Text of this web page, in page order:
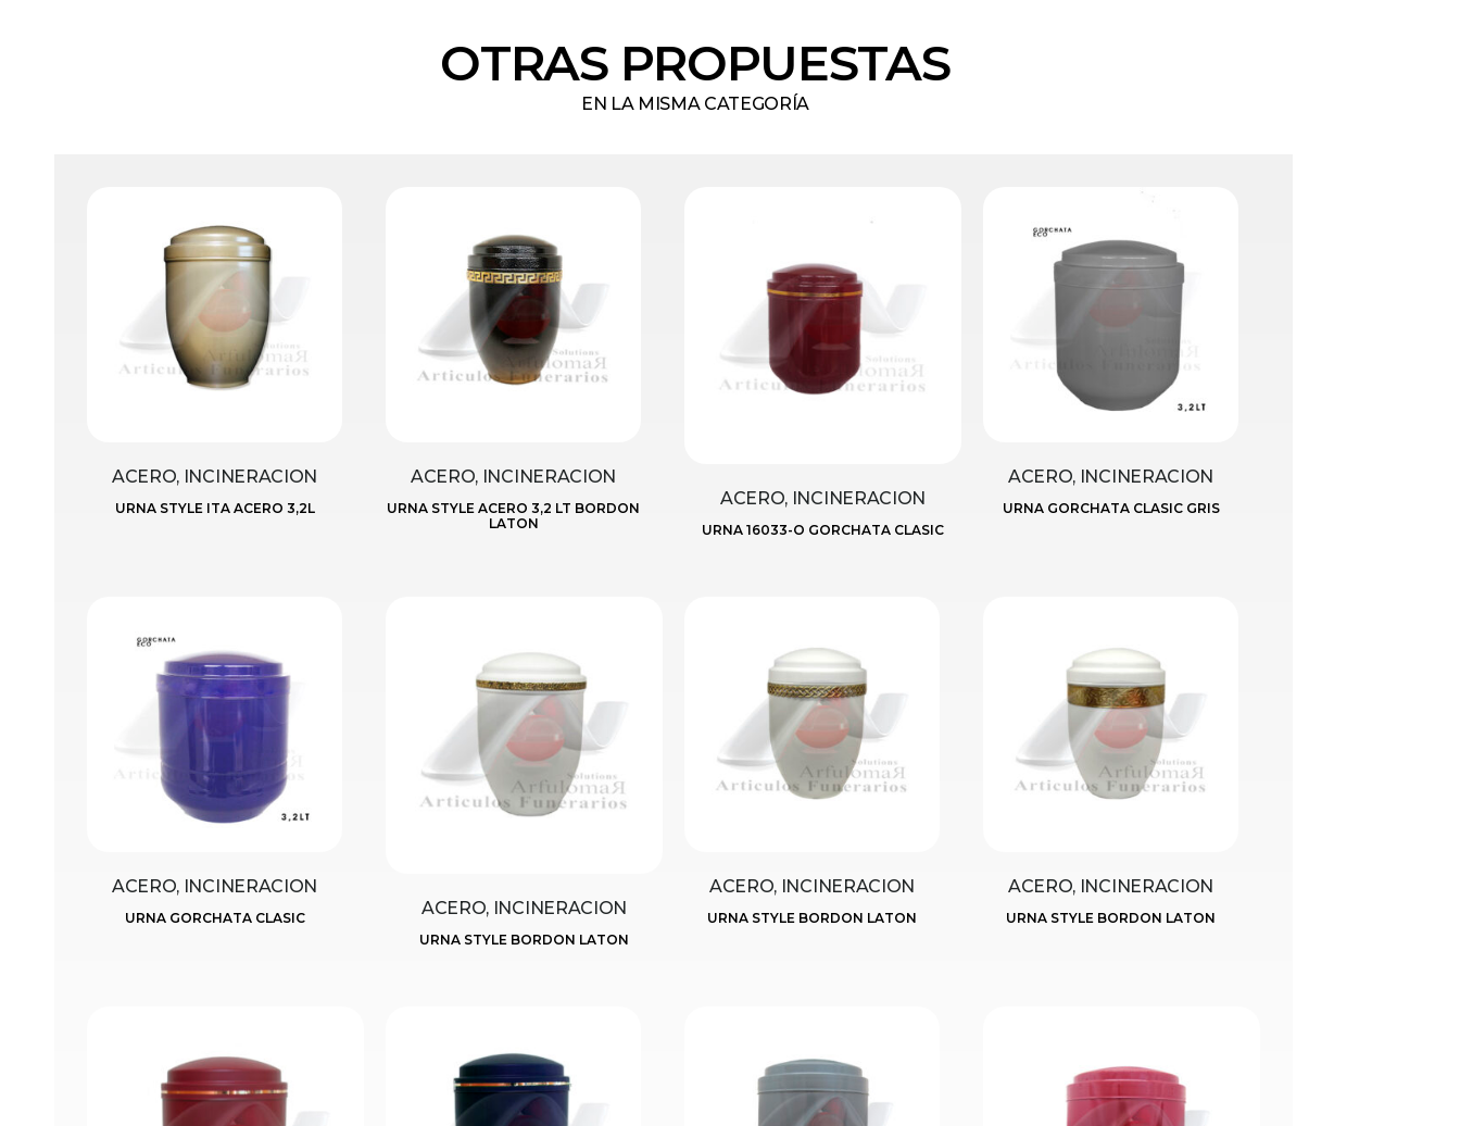
OTRAS PROPUESTAS
EN LA MISMA CATEGORÍA
ACERO, INCINERACION
URNA STYLE ITA ACERO 3,2L
ACERO, INCINERACION
URNA STYLE ACERO 3,2 LT BORDON
LATON
ACERO, INCINERACION
URNA 16033-O GORCHATA CLASIC
ACERO, INCINERACION
URNA GORCHATA CLASIC GRIS
ACERO, INCINERACION
URNA GORCHATA CLASIC ACERO, INCINERACION
URNA STYLE BORDON LATON
ACERO, INCINERACION
URNA STYLE BORDON LATON
ACERO, INCINERACION
URNA STYLE BORDON LATON